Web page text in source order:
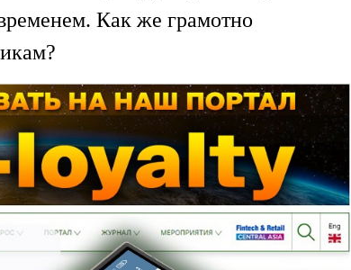
Как же грамотно